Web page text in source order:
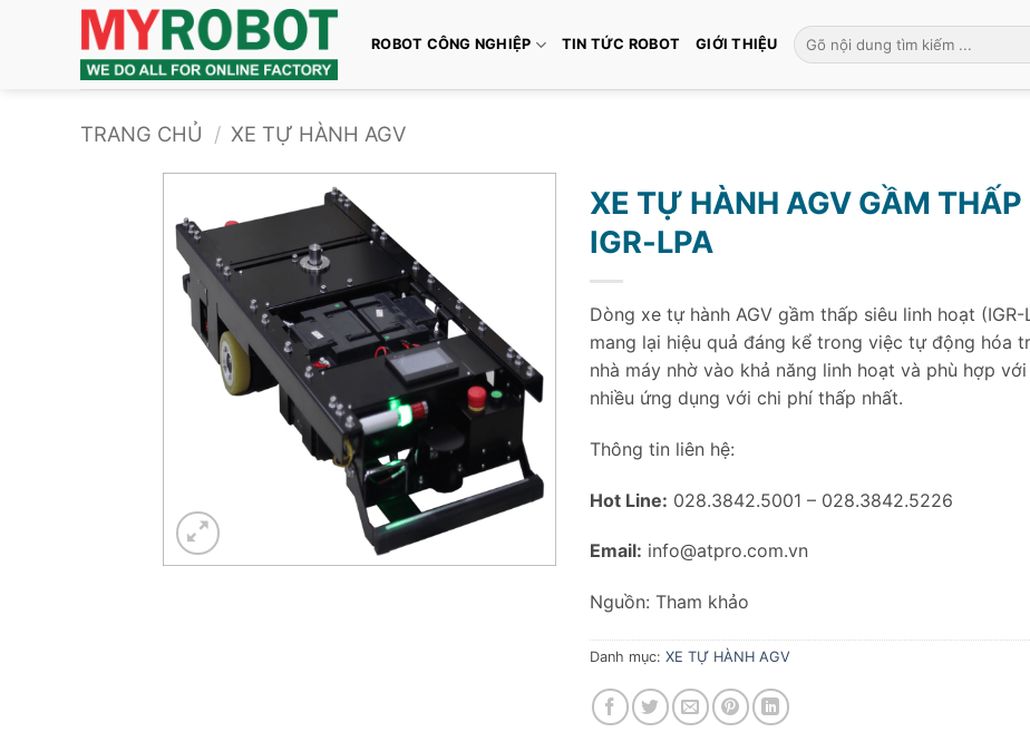
ROBOT CÔNG NGHIỆP TIN TỨC ROBOT GIỚI THIỆU
Tìm
kiếm:
TRANG CHỦ / XE TỰ HÀNH AGV
XE TỰ HÀNH AGV GẦM THẤP
IGR-LPA
Dòng xe tự hành AGV gầm thấp siêu linh hoạt (IGR-
mang lại hiệu quả đáng kể trong việc tự động hóa
nhà máy nhờ vào khả năng linh hoạt và phù hợp với
nhiều ứng dụng với chi phí thấp nhất.
Thông tin liên hệ:
Hot Line: 028.3842.5001 – 028.3842.5226
Email: info@atpro.com.vn
Nguồn: Tham khảo
Danh mục: XE TỰ HÀNH AGV